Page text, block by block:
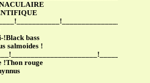
!Black bass
salmoides !
!Thon rouge